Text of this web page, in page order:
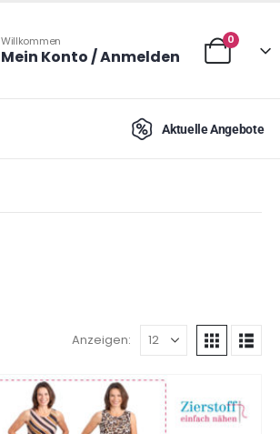
Willkommen
Mein Konto / Anmelden
0
Aktuelle Angebote
Anzeigen: